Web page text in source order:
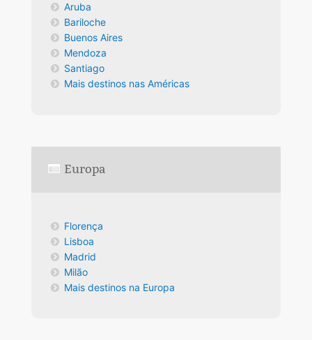
Aruba
Bariloche
Buenos Aires
Mendoza
Santiago
Mais destinos nas Américas
Europa
Florença
Lisboa
Madrid
Milão
Mais destinos na Europa